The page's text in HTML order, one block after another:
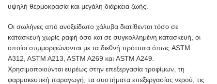
υψηλή θερμοκρασία και μεγάλη διάρκεια ζωής.
Οι σωλήνες από ανοξείδωτο χάλυβα διατίθενται τόσο σε
κατασκευή χωρίς ραφή όσο και σε συγκολλημένη κατασκευή, οι
οποίοι συμμορφώνονται με τα διεθνή πρότυπα όπως ASTM
A312, ASTM A213, ASTM A269 και ASTM A249.
Χρησιμοποιούνται ευρέως στην επεξεργασία τροφίμων, τη
φαρμακευτική παραγωγή, τα συστήματα επεξεργασίας νερού, τις